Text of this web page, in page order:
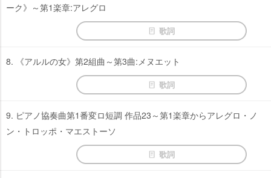
ーク》～第1楽章:アレグロ
歌詞
8. 《アルルの女》第2組曲～第3曲:メヌエット
歌詞
9. ピアノ協奏曲第1番変ロ短調 作品23～第1楽章からアレグロ・ノ
ン・トロッポ・マエストーソ
歌詞